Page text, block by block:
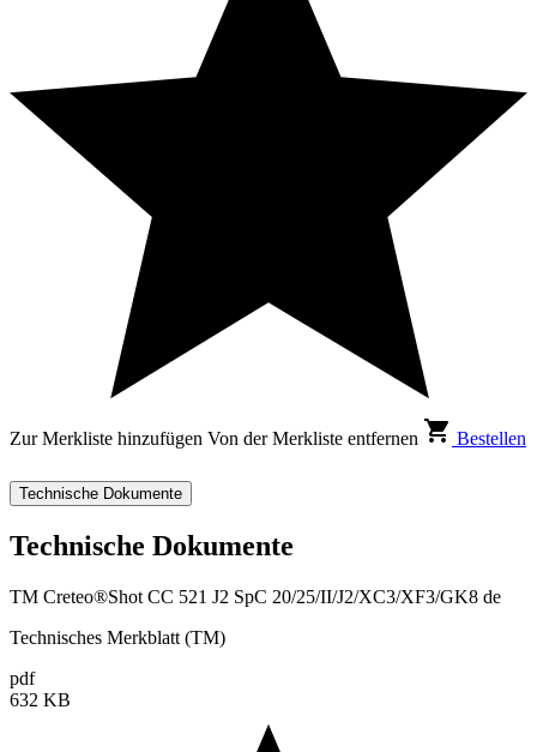
Zur Merkliste hinzufügen Von der Merkliste entfernen Bestellen
Technische Dokumente
Technische Dokumente
TM Creteo®Shot CC 521 J2 SpC 20/25/II/J2/XC3/XF3/GK8 de
Technisches Merkblatt (TM)
pdf
632 KB